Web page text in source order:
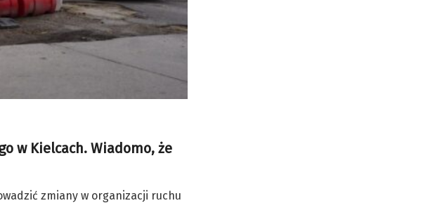
w Kielcach. Wiadomo, że
zmiany w organizacji ruchu